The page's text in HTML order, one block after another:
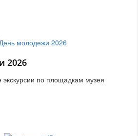
2026
по площадкам музея